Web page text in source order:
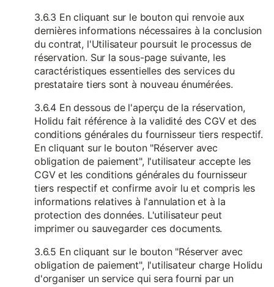
3.6.3 En cliquant sur le bouton qui renvoie aux
dernières informations nécessaires à la conclusion
du contrat, l'Utilisateur poursuit le processus de
réservation. Sur la sous-page suivante, les
caractéristiques essentielles des services du
prestataire tiers sont à nouveau énumérées.
3.6.4 En dessous de l'aperçu de la réservation,
Holidu fait référence à la validité des CGV et des
conditions générales du fournisseur tiers respectif.
En cliquant sur le bouton "Réserver avec
obligation de paiement", l'utilisateur accepte les
CGV et les conditions générales du fournisseur
tiers respectif et confirme avoir lu et compris les
informations relatives à l'annulation et à la
protection des données. L'utilisateur peut
imprimer ou sauvegarder ces documents.
3.6.5 En cliquant sur le bouton "Réserver avec
obligation de paiement", l'utilisateur charge Holidu
d'organiser un service qui sera fourni par un